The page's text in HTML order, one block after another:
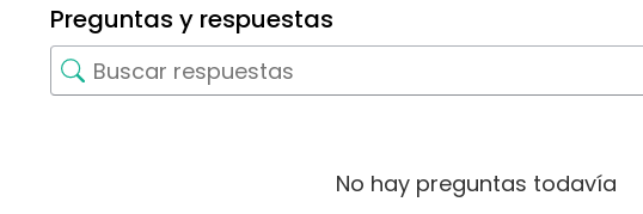
Preguntas y respuestas
No hay preguntas todavía